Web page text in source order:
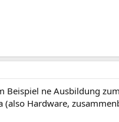
Beispiel ne Ausbildung
(also Hardware,